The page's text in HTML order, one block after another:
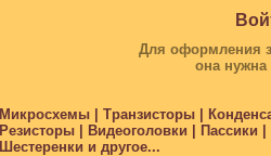
Для оформления
она
Микросхемы | Транзисторы |
Резисторы | Видеоголовки |
Шестеренки и другое...